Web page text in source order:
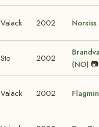
Valack 2002
Sto 2002
(NO) 📷
Valack 2002